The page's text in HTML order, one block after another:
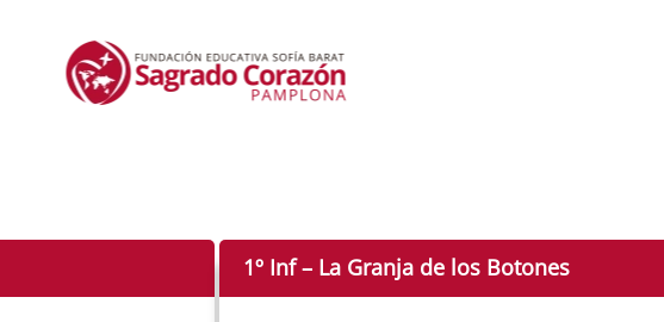
1º Inf – La Granja de los Botones